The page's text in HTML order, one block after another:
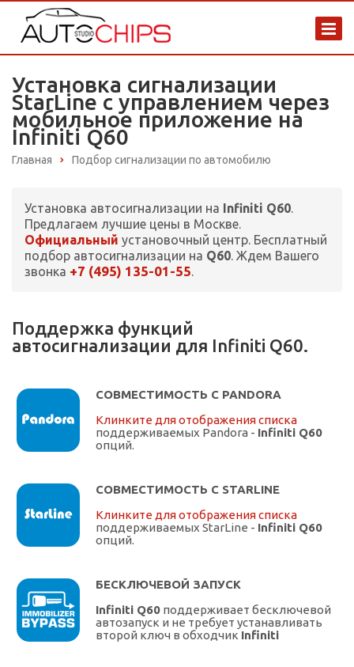
Установка сигнализации
StarLine с управлением через
мобильное приложение на
Infiniti Q60
Главная Подбор сигнализации по автомобилю
Установка автосигнализации на Infiniti Q60.
Предлагаем лучшие цены в Москве.
Официальный установочный центр. Бесплатный
подбор автосигнализации на Q60. Ждем Вашего
звонка +7 (495) 135-01-55.
Поддержка функций
автосигнализации для Infiniti Q60.
СОВМЕСТИМОСТЬ С PANDORA
Клинките для отображения списка
поддерживаемых Pandora - Infiniti Q60
опций.
СОВМЕСТИМОСТЬ С STARLINE
Клинките для отображения списка
поддерживаемых StarLine - Infiniti Q60
опций.
БЕСКЛЮЧЕВОЙ ЗАПУСК
Infiniti Q60 поддерживает бесключевой
автозапуск и не требует устанавливать
второй ключ в обходчик Infiniti